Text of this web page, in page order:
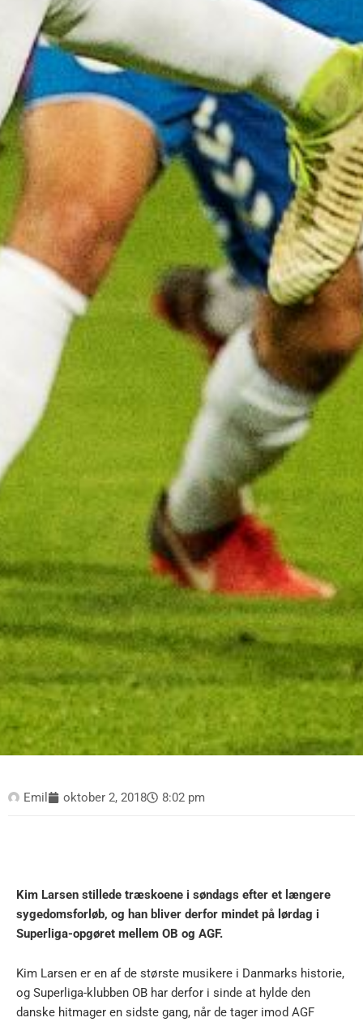
Emil oktober 2, 2018 8:02 pm
Kim Larsen stillede træskoene i søndags efter et længere
sygedomsforløb, og han bliver derfor mindet på lørdag i
Superliga-opgøret mellem OB og AGF.
Kim Larsen er en af de største musikere i Danmarks historie,
og Superliga-klubben OB har derfor i sinde at hylde den
danske hitmager en sidste gang, når de tager imod AGF